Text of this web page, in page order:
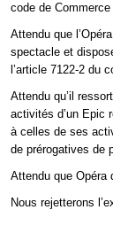
code de Commerce
Attendu que
spectacle et
l’article 7122-2 du
Attendu qu’il
activités d’un Epic
à celles de ses
de prérogatives de
Attendu que Opéra
Nous rejetterons